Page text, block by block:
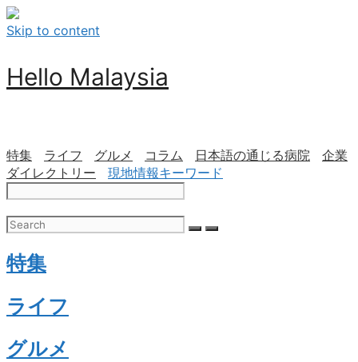
Skip to content
Hello Malaysia
特集 ライフ グルメ コラム 日本語の通じる病院
企業
ダイレクトリー
現地情報キーワード
特集
ライフ
グルメ